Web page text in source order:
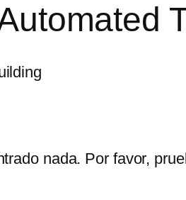
nada. Por favor,